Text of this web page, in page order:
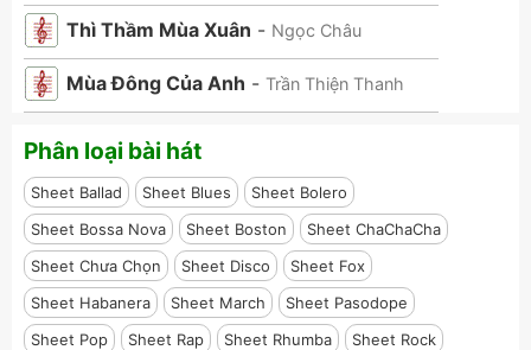
Thì Thầm Mùa Xuân - Ngọc Châu
Mùa Đông Của Anh - Trần Thiện Thanh
Phân loại bài hát
Sheet Ballad Sheet Blues
Sheet Bolero
Sheet Bossa Nova
Sheet Boston
Sheet ChaChaCha
Sheet Chưa Chọn
Sheet Disco
Sheet Fox
Sheet Habanera
Sheet March
Sheet Pasodope
Sheet Pop
Sheet Rap Sheet Rhumba
Sheet Rock